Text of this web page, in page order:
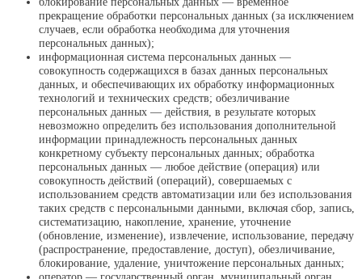
прекращение обработки персональных данных (за исключением
случаев, если обработка необходима для уточнения
персональных данных);
информационная система персональных данных —
совокупность содержащихся в базах данных персональных
данных, и обеспечивающих их обработку информационных
технологий и технических средств; обезличивание
персональных данных — действия, в результате которых
невозможно определить без использования дополнительной
информации принадлежность персональных данных
конкретному субъекту персональных данных; обработка
персональных данных — любое действие (операция) или
совокупность действий (операций), совершаемых с
использованием средств автоматизации или без использования
таких средств с персональными данными, включая сбор, запись,
систематизацию, накопление, хранение, уточнение
(обновление, изменение), извлечение, использование, передачу
(распространение, предоставление, доступ), обезличивание,
блокирование, удаление, уничтожение персональных данных;